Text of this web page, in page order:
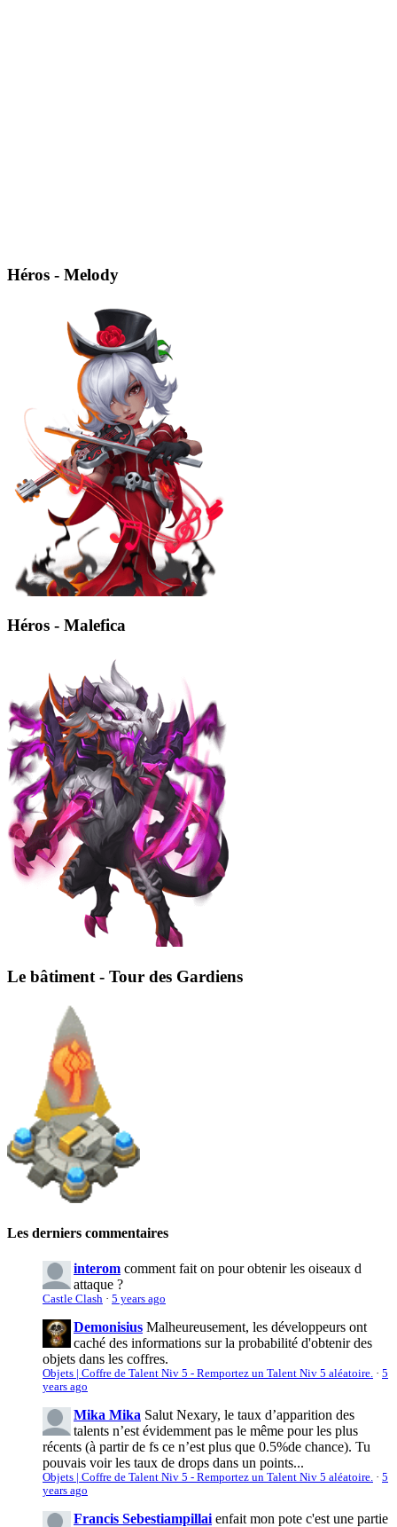
Héros - Melody
Héros - Malefica
Le bâtiment - Tour des Gardiens
Les derniers commentaires
interom comment fait on pour obtenir les oiseaux d
attaque ?
Castle Clash · 5 years ago
Demonisius Malheureusement, les développeurs ont
caché des informations sur la probabilité d'obtenir des
objets dans les coffres.
Objets | Coffre de Talent Niv 5 - Remportez un Talent Niv 5 aléatoire. · 5
years ago
Mika Mika Salut Nexary, le taux d’apparition des
talents n’est évidemment pas le même pour les plus
récents (à partir de fs ce n’est plus que 0.5%de chance). Tu
pouvais voir les taux de drops dans un points...
Objets | Coffre de Talent Niv 5 - Remportez un Talent Niv 5 aléatoire. · 5
years ago
Francis Sebestiampillai enfait mon pote c'est une partie